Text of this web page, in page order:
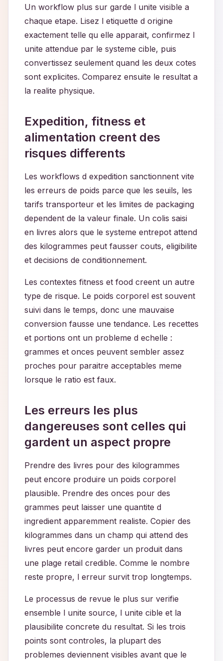
Un workflow plus sur garde l unite visible a
chaque etape. Lisez l etiquette d origine
exactement telle qu elle apparait, confirmez l
unite attendue par le systeme cible, puis
convertissez seulement quand les deux cotes
sont explicites. Comparez ensuite le resultat a
la realite physique.
Expedition, fitness et
alimentation creent des
risques differents
Les workflows d expedition sanctionnent vite
les erreurs de poids parce que les seuils, les
tarifs transporteur et les limites de packaging
dependent de la valeur finale. Un colis saisi
en livres alors que le systeme entrepot attend
des kilogrammes peut fausser couts, eligibilite
et decisions de conditionnement.
Les contextes fitness et food creent un autre
type de risque. Le poids corporel est souvent
suivi dans le temps, donc une mauvaise
conversion fausse une tendance. Les recettes
et portions ont un probleme d echelle :
grammes et onces peuvent sembler assez
proches pour paraitre acceptables meme
lorsque le ratio est faux.
Les erreurs les plus
dangereuses sont celles qui
gardent un aspect propre
Prendre des livres pour des kilogrammes
peut encore produire un poids corporel
plausible. Prendre des onces pour des
grammes peut laisser une quantite d
ingredient apparemment realiste. Copier des
kilogrammes dans un champ qui attend des
livres peut encore garder un produit dans
une plage retail credible. Comme le nombre
reste propre, l erreur survit trop longtemps.
Le processus de revue le plus sur verifie
ensemble l unite source, l unite cible et la
plausibilite concrete du resultat. Si les trois
points sont controles, la plupart des
problemes deviennent visibles avant que le